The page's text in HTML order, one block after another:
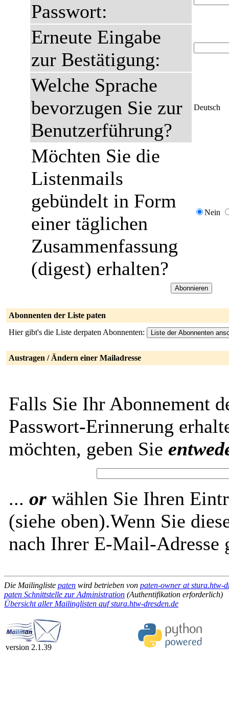
Passwort:
Erneute Eingabe
zur Bestätigung:
Welche Sprache
bevorzugen Sie zur
Benutzerführung?
Deutsch
Möchten Sie die
Listenmails
gebündelt in Form
einer täglichen
Zusammenfassung
(digest) erhalten?
Nein
Abonnenten der Liste paten
Hier gibt's die Liste derpaten Abonnenten:
Austragen / Ändern einer Mailadresse
Falls Sie Ihr Abonnement
Passwort-Erinnerung
möchten, geben Sie
... or wählen Sie Ihren
(siehe oben).Wenn Sie
nach Ihrer E-Mail-Adresse
Die Mailingliste paten wird betrieben von paten-owner at stura.htw-
paten Schnittstelle zur Administration (Authentifikation erforderlich)
Übersicht aller Mailinglisten auf stura.htw-dresden.de
version 2.1.39